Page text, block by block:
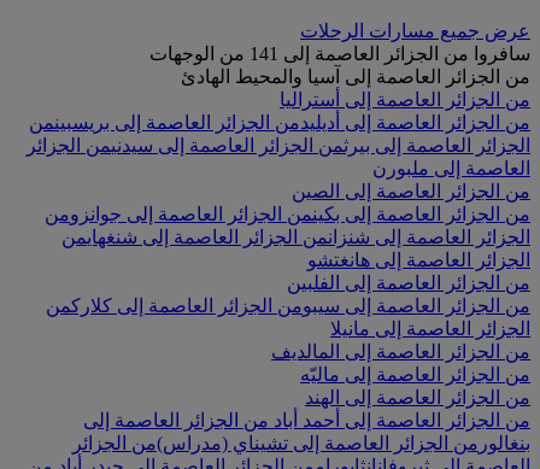
عرض جميع مسارات الرحلات
سافروا من الجزائر العاصمة إلى 141 من الوجهات
من الجزائر العاصمة إلى آسيا والمحيط الهادئ
من الجزائر العاصمة إلى أستراليا
من الجزائر العاصمة إلى أديليدمن الجزائر العاصمة إلى بريسبينمن
الجزائر العاصمة إلى بيرثمن الجزائر العاصمة إلى سيدنيمن الجزائر
العاصمة إلى ملبورن
من الجزائر العاصمة إلى الصين
من الجزائر العاصمة إلى بكينمن الجزائر العاصمة إلى جوانزومن
الجزائر العاصمة إلى شنزانمن الجزائر العاصمة إلى شنغهايمن
الجزائر العاصمة إلى هانغتشو
من الجزائر العاصمة إلى الفلبين
من الجزائر العاصمة إلى سيبومن الجزائر العاصمة إلى كلاركمن
الجزائر العاصمة إلى مانيلا
من الجزائر العاصمة إلى المالديف
من الجزائر العاصمة إلى ماليّه
من الجزائر العاصمة إلى الهند
من الجزائر العاصمة إلى أحمد أباد من الجزائر العاصمة إلى
بنغالور من الجزائر العاصمة إلى تشيناي (مدراس)من الجزائر